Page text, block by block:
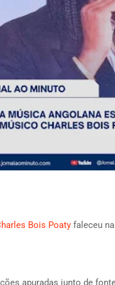
Bois Poatyfaleceu na
apuradas junto de